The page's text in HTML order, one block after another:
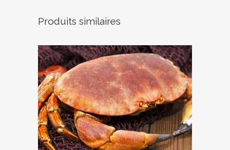
Produits similaires